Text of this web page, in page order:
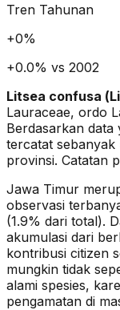
Tren Tahunan
+0%
+0.0% vs 2002
Litsea confusa (
Lauraceae, ordo
Berdasarkan data
tercatat sebanyak
provinsi. Catatan
Jawa Timur
observasi
(1.9% dari total).
akumulasi dari
kontribusi citizen
mungkin tidak
alami spesies,
pengamatan di